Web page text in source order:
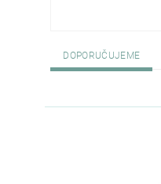
DOPORUČUJEME